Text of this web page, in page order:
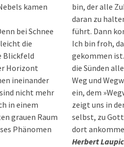
kamen
bei Schnee
die
Blickfeld
Horizont
ineinander
nicht mehr
in einem
grauen Raum
Phänomen
bin, der alle
daran zu
führt. Dann
Ich bin froh,
gekommen
die Sünden
Weg und
ein, dem
zeigt uns in
selbst, zu
dort
Herbert